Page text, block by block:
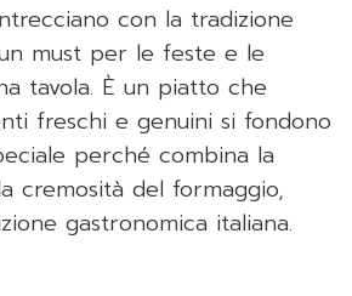
con la tradizione
must per le feste e le
tavola. È un piatto che
freschi e genuini si fondono
perché combina la
cremosità del formaggio,
gastronomica italiana.